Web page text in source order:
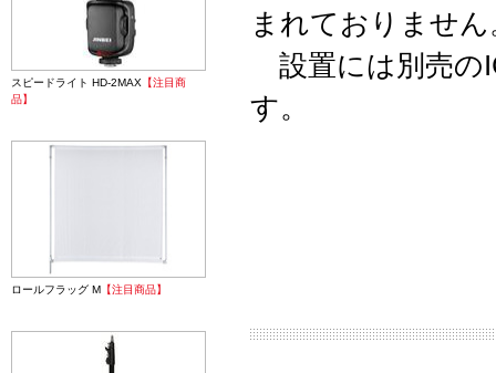
まれておりません
設置には別売の
す。
スピードライト HD-2MAX 【注目商
品】
ロールフラッグ M 【注目商品】